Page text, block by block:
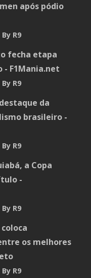
após pódio
By R9
fecha etapa
- F1Mania.net
By R9
da
brasileiro -
By R9
a Copa
-
By R9
os melhores
By R9